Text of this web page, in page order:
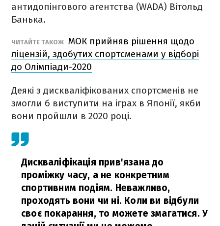
антидопінгового агентства (WADA) Вітольд
Банька.
ЧИТАЙТЕ ТАКОЖ МОК прийняв рішення щодо
ліцензій, здобутих спортсменами у відборі
до Олімпіади-2020
Деякі з дискваліфікованих спортсменів не
змогли б виступити на іграх в Японії, якби
вони пройшли в 2020 році.
Дискваліфікація прив'язана до
проміжку часу, а не конкретним
спортивним подіям. Неважливо,
проходять вони чи ні. Коли ви відбули
своє покарання, то можете змагатися. У